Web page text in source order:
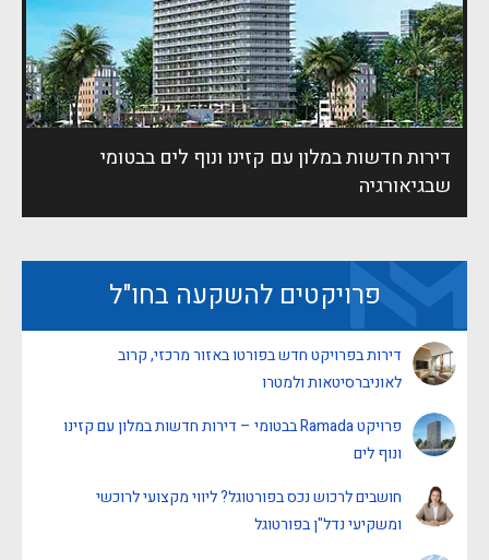
דירות חדשות במלון עם קזינו ונוף לים בבטומי
שבגיאורגיה
פרויקטים להשקעה בחו"ל
דירות בפרויקט חדש בפורטו באזור מרכזי, קרוב
לאוניברסיטאות ולמטרו
פרויקט Ramada בבטומי – דירות חדשות במלון עם קזינו
ונוף לים
חושבים לרכוש נכס בפורטוגל? ליווי מקצועי לרוכשי
ומשקיעי נדל"ן בפורטוגל